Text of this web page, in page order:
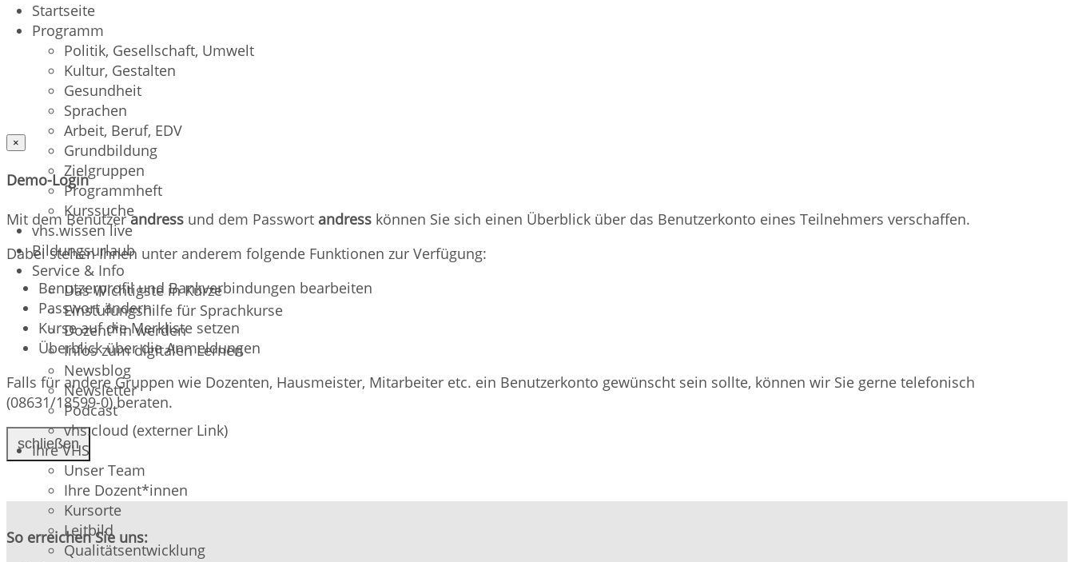
Startseite
Programm
Politik, Gesellschaft, Umwelt
Kultur, Gestalten
Gesundheit
Sprachen
Arbeit, Beruf, EDV
Grundbildung
Zielgruppen
Programmheft
Kurssuche
vhs.wissen live
Bildungsurlaub
Service & Info
Das Wichtigste in Kürze
Einstufungshilfe für Sprachkurse
Dozent*in werden
Infos zum digitalen Lernen
Newsblog
Newsletter
Podcast
vhs.cloud (externer Link)
Ihre VHS
Unser Team
Ihre Dozent*innen
Kursorte
Leitbild
Qualitätsentwicklung
×
Demo-Login
Mit dem Benutzerandress und dem Passwort andress können Sie sich einen Überblick über das Benutzerkonto eines Teilnehmers verschaffen.
Dabei stehen Ihnen unter anderem folgende Funktionen zur Verfügung:
Benutzerprofil und Bankverbindungen bearbeiten
Passwort ändern
Kurse auf die Merkliste setzen
Überblick über die Anmeldungen
Falls für andere Gruppen wie Dozenten, Hausmeister, Mitarbeiter etc. ein Benutzerkonto gewünscht sein sollte, können wir Sie gerne telefonisch
(08631/18599-0) beraten.
schließen
So erreichen Sie uns: